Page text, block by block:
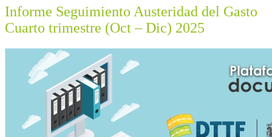
Informe Seguimiento Austeridad del Gasto
Cuarto trimestre (Oct – Dic) 2025